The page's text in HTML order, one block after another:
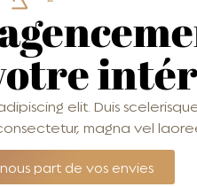
elit. Duis
magna vel
part de vos envies